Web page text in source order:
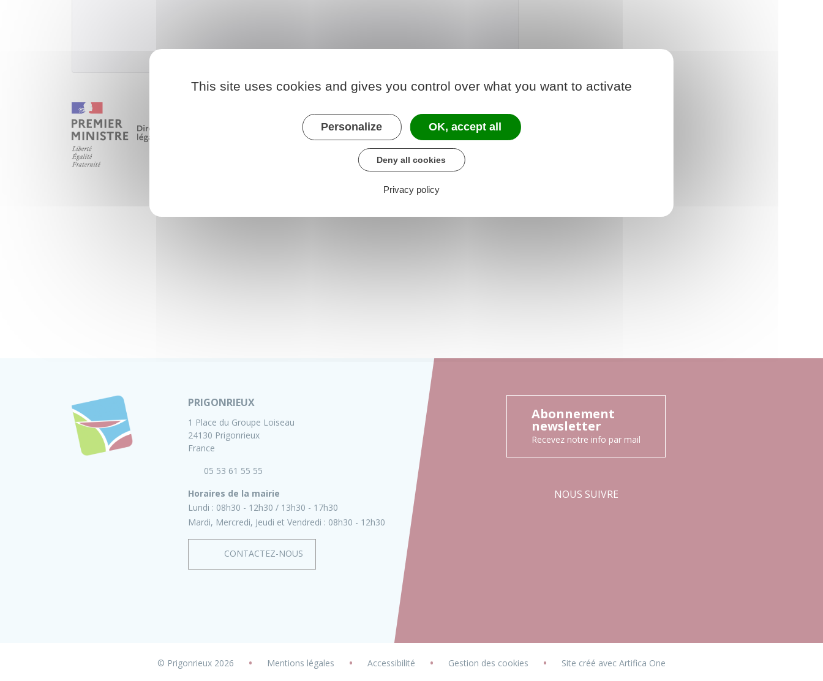
PRIGONRIEUX
1 Place du Groupe Loiseau
24130 Prigonrieux
France
05 53 61 55 55
Horaires de la mairie
Lundi : 08h30 - 12h30
13h30 - 17h30
Mardi, Mercredi, Jeudi et Vendredi : 08h30 - 12h30
CONTACTEZ-NOUS
Abonnement
newsletter
Recevez notre info par mail
NOUS SUIVRE
© Prigonrieux 2026 • Mentions légales • Accessibilité • Gestion des cookies • Site créé avec Artifica One
This site uses cookies and gives you control over what you want to activate
Personalize OK, accept all
Deny all cookies
Privacy policy